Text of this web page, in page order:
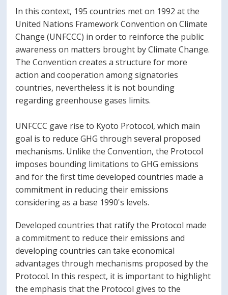
In this context, 195 countries met on 1992 at the
United Nations Framework Convention on Climate
Change (UNFCCC) in order to reinforce the public
awareness on matters brought by Climate Change.
The Convention creates a structure for more
action and cooperation among signatories
countries, nevertheless it is not bounding
regarding greenhouse gases limits.
UNFCCC gave rise to Kyoto Protocol, which main
goal is to reduce GHG through several proposed
mechanisms. Unlike the Convention, the Protocol
imposes bounding limitations to GHG emissions
and for the first time developed countries made a
commitment in reducing their emissions
considering as a base 1990's levels.
Developed countries that ratify the Protocol made
a commitment to reduce their emissions and
developing countries can take economical
advantages through mechanisms proposed by the
Protocol. In this respect, it is important to highlight
the emphasis that the Protocol gives to the